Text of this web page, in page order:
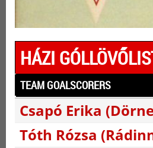
HÁZI
TEAM GOALSCORERS
Csapó Erika
Tóth Rózsa